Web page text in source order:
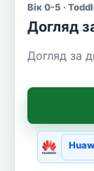
Вік 0-5 ·
Догляд
Догляд за